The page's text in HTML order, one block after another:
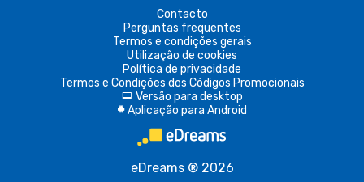
Contacto
Perguntas frequentes
Termos e condições gerais
Utilização de cookies
Política de privacidade
Termos e Condições dos Códigos Promocionais
d Versão para desktop
A Aplicação para Android
eDreams ® 2026